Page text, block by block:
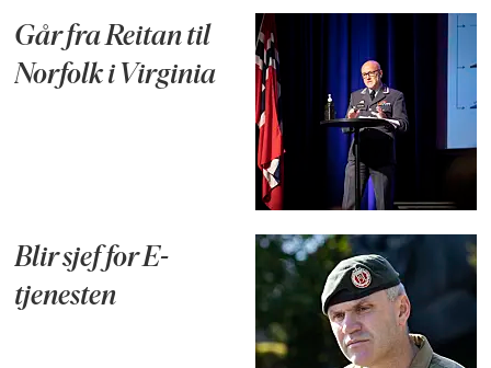
Går fra Reitan til
Norfolk i Virginia
Blir sjef for E-
tjenesten